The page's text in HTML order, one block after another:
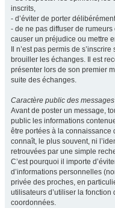
inscrits,
- d’éviter de porter
- de ne pas diffuser de
causer un préjudice ou mettre
Il n’est pas permis de
brouiller les échanges. Il est
présenter lors de son premier
suite des échanges.
Caractère public des messages
Avant de poster un message,
public les informations
être portées à la connaissance
connaît, le plus souvent, ni
retrouvées par une simple
C’est pourquoi il importe
d’informations personnelles
privée des proches, en
utilisateurs d’utiliser la
coordonnées.